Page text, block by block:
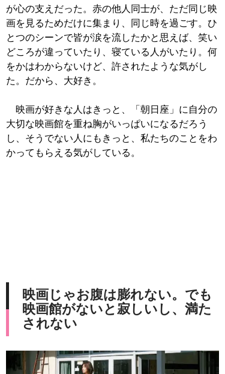
が心の支えだった。赤の他人同士が、ただ同じ映
画を見るためだけに集まり、同じ時を過ごす。ひ
とつのシーンで皆が涙を流したかと思えば、笑い
どころが違っていたり、寝ている人がいたり。何
をかはわからないけど、許されたような気がし
た。だから、大好き。
映画が好きな人はきっと、「朝日座」に自分の
大切な映画館を重ね胸がいっぱいになるだろう
し、そうでない人にもきっと、私たちのことをわ
かってもらえる気がしている。
映画じゃお腹は膨れない。でも
映画館がないと寂しいし、満た
されない